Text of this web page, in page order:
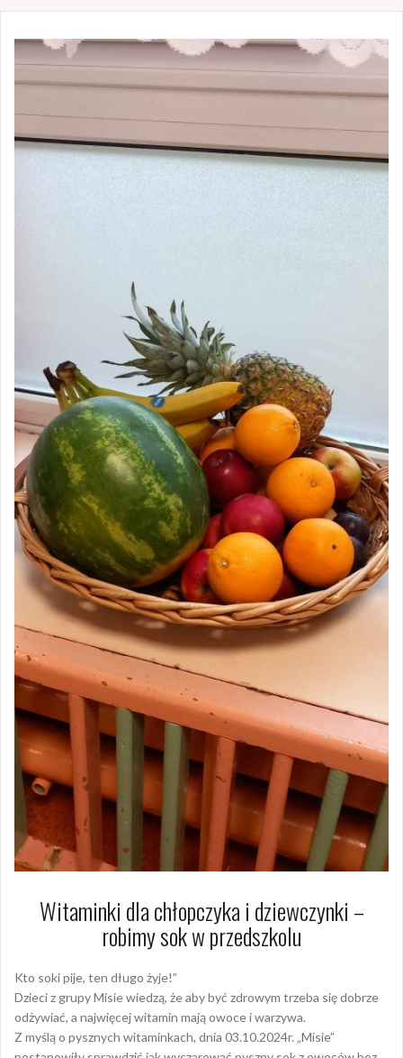
Witaminki dla chłopczyka i dziewczynki –
robimy sok w przedszkolu
Kto soki pije, ten długo żyje!”
Dzieci z grupy Misie wiedzą, że aby być zdrowym trzeba się dobrze
odżywiać, a najwięcej witamin mają owoce i warzywa.
Z myślą o pysznych witaminkach, dnia 03.10.2024r. „Misie”